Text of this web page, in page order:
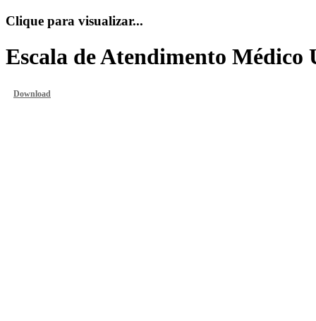
Clique para visualizar...
Escala de Atendimento Médico
Download